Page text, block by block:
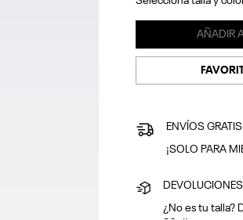
AÑADIR
ENVÍOS
¡SOLO PARA
¿No es tu talla?